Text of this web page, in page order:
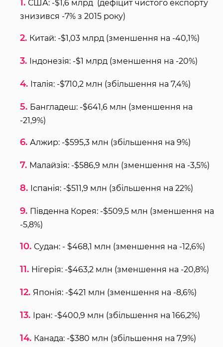
США: -$1,6 млрд (дефіцит чистого експорту
знизився -7% з 2015 року)
Китай: -$1,03 млрд (зменшення на -40,1%)
Індонезія: -$1 млрд (зменшення на -20%)
Італія: -$710,2 млн (збільшення на 7,4%)
Бангладеш: -$641,6 млн (зменшення на
-21,9%)
Алжир: -$595,3 млн (збільшення на 9%)
Малайзія: -$586,9 млн (зменшення на -3,5%)
Іспанія: -$511,9 млн (збільшення на 22%)
Південна Корея: -$509,5 млн (зменшення на
-5,8%)
Судан: - $468,1 млн (зменшення на -12,6%)
Нігерія: -$463,2 млн (зменшення на -20,8%)
Японія: -$421 млн (зменшення на -8,6%)
Іран: -$400,9 млн (збільшення на 166,2%)
Канада: -$380 млн (збільшення на 7,9%)